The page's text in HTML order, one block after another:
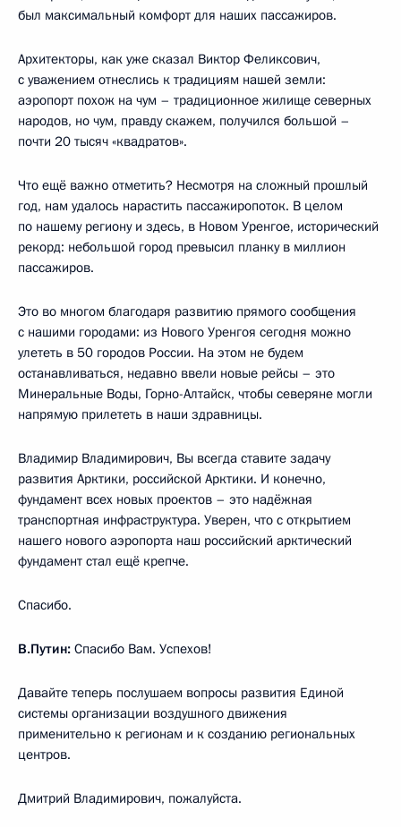
был максимальный комфорт для наших пассажиров.
Архитекторы, как уже сказал Виктор Феликсович,
с уважением отнеслись к традициям нашей земли:
аэропорт похож на чум – традиционное жилище северных
народов, но чум, правду скажем, получился большой –
почти 20 тысяч «квадратов».
Что ещё важно отметить? Несмотря на сложный прошлый
год, нам удалось нарастить пассажиропоток. В целом
по нашему региону и здесь, в Новом Уренгое, исторический
рекорд: небольшой город превысил планку в миллион
пассажиров.
Это во многом благодаря развитию прямого сообщения
с нашими городами: из Нового Уренгоя сегодня можно
улететь в 50 городов России. На этом не будем
останавливаться, недавно ввели новые рейсы – это
Минеральные Воды, Горно-Алтайск, чтобы северяне могли
напрямую прилететь в наши здравницы.
Владимир Владимирович, Вы всегда ставите задачу
развития Арктики, российской Арктики. И конечно,
фундамент всех новых проектов – это надёжная
транспортная инфраструктура. Уверен, что с открытием
нашего нового аэропорта наш российский арктический
фундамент стал ещё крепче.
Спасибо.
В.Путин: Спасибо Вам. Успехов!
Давайте теперь послушаем вопросы развития Единой
системы организации воздушного движения
применительно к регионам и к созданию региональных
центров.
Дмитрий Владимирович, пожалуйста.